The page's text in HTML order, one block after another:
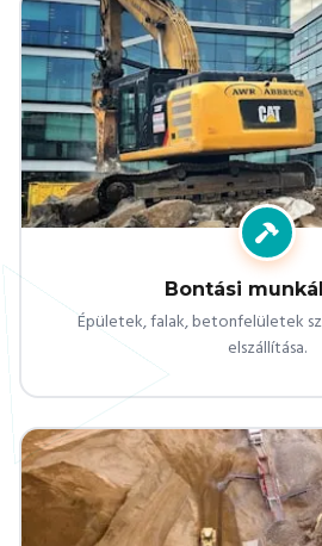
Bontási
Épületek, falak, betonfelületek
elszállítása.